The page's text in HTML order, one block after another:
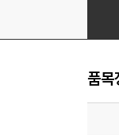
어
품목